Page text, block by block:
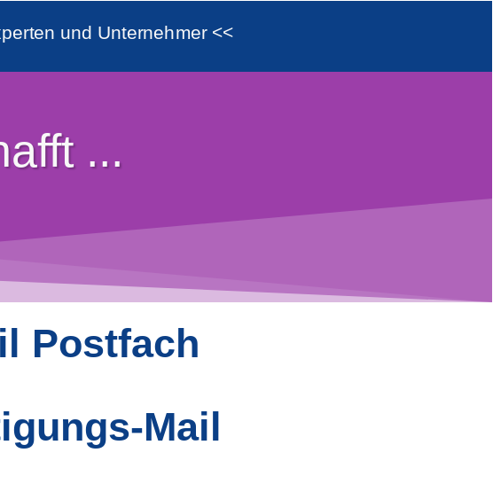
und Unternehmer <<
...
Postfach
Mail